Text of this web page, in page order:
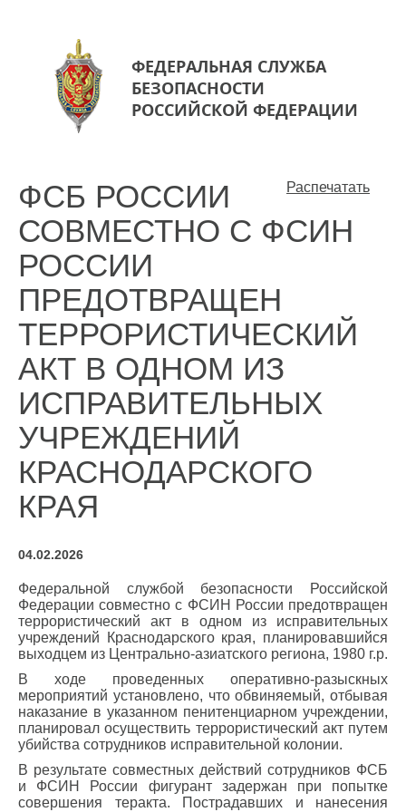
ФЕДЕРАЛЬНАЯ СЛУЖБА
БЕЗОПАСНОСТИ
РОССИЙСКОЙ ФЕДЕРАЦИИ
Распечатать
ФСБ РОССИИ
СОВМЕСТНО С ФСИН
РОССИИ
ПРЕДОТВРАЩЕН
ТЕРРОРИСТИЧЕСКИЙ
АКТ В ОДНОМ ИЗ
ИСПРАВИТЕЛЬНЫХ
УЧРЕЖДЕНИЙ
КРАСНОДАРСКОГО
КРАЯ
04.02.2026
Федеральной службой безопасности Российской
Федерации совместно с ФСИН России предотвращен
террористический акт в одном из исправительных
учреждений Краснодарского края, планировавшийся
выходцем из Центрально-азиатского региона, 1980 г.р.
В ходе проведенных оперативно-разыскных
мероприятий установлено, что обвиняемый, отбывая
наказание в указанном пенитенциарном учреждении,
планировал осуществить террористический акт путем
убийства сотрудников исправительной колонии.
В результате совместных действий сотрудников ФСБ
и ФСИН России фигурант задержан при попытке
совершения теракта. Пострадавших и нанесения